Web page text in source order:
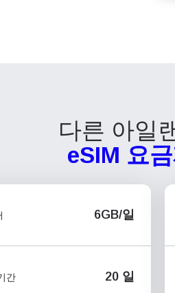
다른 아일
eSIM 요
6GB/일
간 20 일